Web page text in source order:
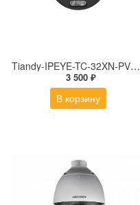
Tiandy-IPEYE-TC-32XN-PVZ 2Мп купольная «турель» IP камера с фиксированным объективом, серия SPARK со встроенным агентом IPEYE для ПВЗ
3 500 ₽
В корзину